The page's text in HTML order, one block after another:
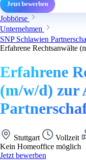
Jetzt bewerben
Jobbörse
Unternehmen
SNP Schlawien
Erfahrene Rechtsanwälte
Erfahrene
(m/w/d) zur
Stuttgart Vollzeit
Kein Homeoffice möglich
Jetzt bewerben